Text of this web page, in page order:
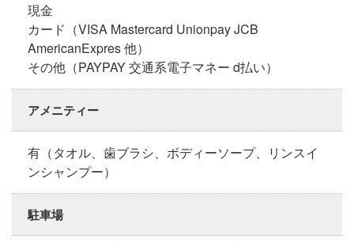
現金
カード（VISA Mastercard Unionpay JCB
AmericanExpres 他）
その他（PAYPAY 交通系電子マネー d払い）
アメニティー
有（タオル、歯ブラシ、ボディーソープ、リンスイ
ンシャンプー）
駐車場